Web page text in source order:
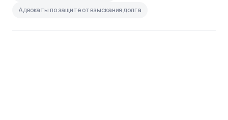
Адвокаты по защите от взыскания долга